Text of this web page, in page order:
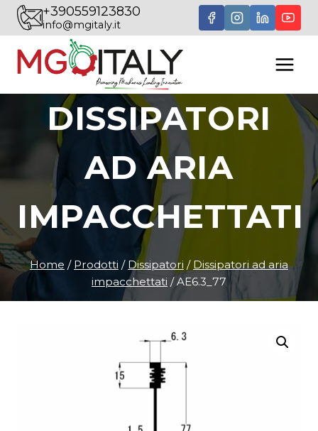
Salta
contenuto
+390559123830
info@mgitaly.it
DISSIPATORI
AD ARIA
IMPACCHETTATI
Home / Prodotti / Dissipatori / Dissipatori ad aria
impacchettati / AE6.3_77